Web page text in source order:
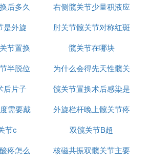
后多久
右侧髋关节少量积液应
当手术吗
是外旋
肘关节髋关节对称红斑
节置换
髋关节在哪块
半脱位
为什么会得先天性髋关
节脱位
后片子
髋关节置换术后感染是
医疗事故
需要戴
外旋栏杆晚上髋关节疼
节c
双髋关节B超
疼怎么
核磁共振双髋关节主要